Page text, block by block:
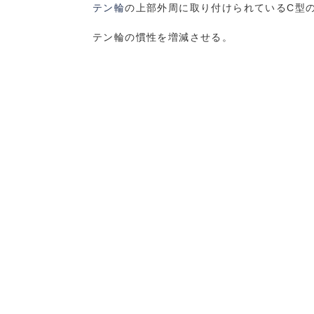
テン輪の上部外周に取り付けられているC型
テン輪の慣性を増減させる。